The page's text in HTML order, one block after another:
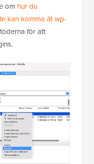
om hur du
kan komma åt wp-
för att